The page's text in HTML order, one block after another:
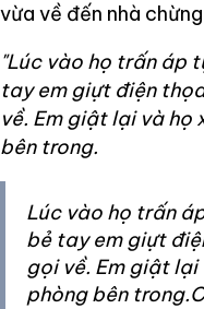
vừa về đến nhà
"Lúc vào họ trấn áp
tay em giựt điện
về. Em giật lại và họ
bên trong.
Lúc vào họ trấn
bẻ tay em giựt
gọi về. Em giật
phòng bên